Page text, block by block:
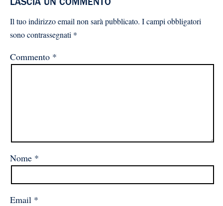
LASCIA UN COMMENTO
Il tuo indirizzo email non sarà pubblicato. I campi obbligatori
sono contrassegnati *
Commento *
Nome *
Email *